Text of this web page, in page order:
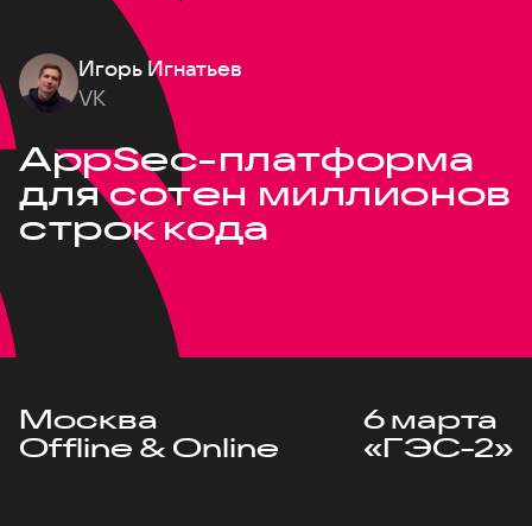
Игорь Игнатьев
VK
AppSec-платформа
для сотен миллионов
строк кода
Москва
Offline & Online
6 марта
«ГЭС-2»